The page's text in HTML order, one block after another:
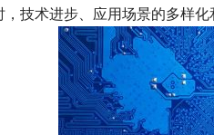
技术进步、应用场景的多样化